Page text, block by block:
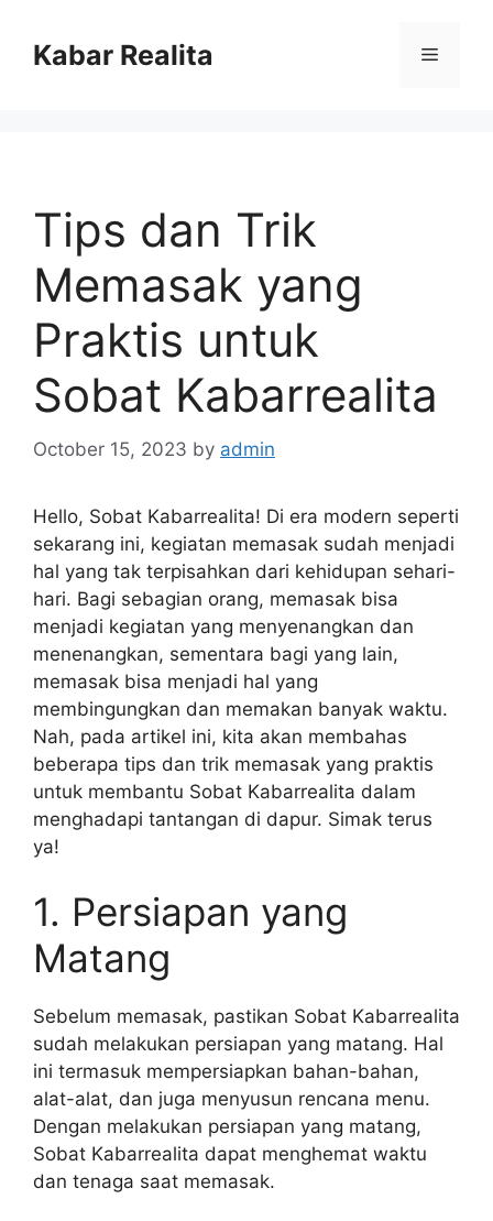
contentKabar Realita Menu
Tips dan Trik
Memasak yang
Praktis untuk
Sobat Kabarrealita
October 15, 2023 by admin
Hello, Sobat Kabarrealita! Di era modern seperti
sekarang ini, kegiatan memasak sudah menjadi
hal yang tak terpisahkan dari kehidupan sehari-
hari. Bagi sebagian orang, memasak bisa
menjadi kegiatan yang menyenangkan dan
menenangkan, sementara bagi yang lain,
memasak bisa menjadi hal yang
membingungkan dan memakan banyak waktu.
Nah, pada artikel ini, kita akan membahas
beberapa tips dan trik memasak yang praktis
untuk membantu Sobat Kabarrealita dalam
menghadapi tantangan di dapur. Simak terus
ya!
1. Persiapan yang
Matang
Sebelum memasak, pastikan Sobat Kabarrealita
sudah melakukan persiapan yang matang. Hal
ini termasuk mempersiapkan bahan-bahan,
alat-alat, dan juga menyusun rencana menu.
Dengan melakukan persiapan yang matang,
Sobat Kabarrealita dapat menghemat waktu
dan tenaga saat memasak.